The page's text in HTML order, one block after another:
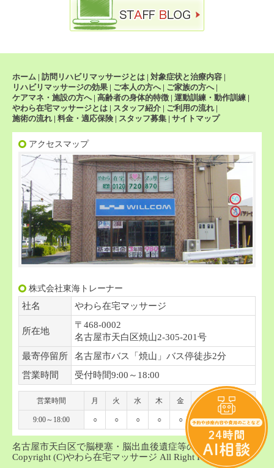
ホーム | 訪問リハビリマッサージとは | 対象症状と治療内容 |
リハビリマッサージの効果 | ご本人の方へ| ご家族の方へ|
ケアマネ・施設の方へ| 高齢者の身体的特徴 | 運動訓練・動作訓練 |
やわら在宅マッサージとは | スタッフ紹介 | ご利用の流れ |
施術の流れ | 料金・適応保険 | スタッフ募集 | サイトマップ
アクセスマップ
株式会社東海トレーナー
社名
やわら在宅マッサージ
所在地
〒468-0002
名古屋市天白区焼山2-305-201号
最寄停留所
名古屋市バス「焼山」バス停徒歩2分
営業時間
受付時間9:00～18:00
営業時間 月 火 水 木 金 土 日
9:00～18:00 ○ ○ ○ ○ ○ ○ - -
名古屋市天白区で脳梗塞・脳出血後遺症等の訪問マッサージ
Copyright (C)やわら在宅マッサージ All Right Reserved.